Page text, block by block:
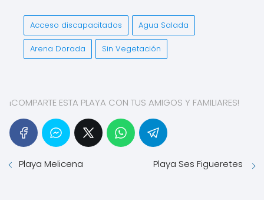
Acceso discapacitados Agua Salada
Arena Dorada Sin Vegetación
¡COMPARTE ESTA PLAYA CON TUS AMIGOS Y FAMILIARES!
Playa Melicena Playa Ses Figueretes